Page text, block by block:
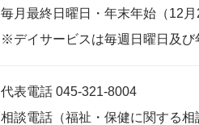
毎月最終日曜日・年末年始（12月
※デイサービスは毎週日曜日及び
代表電話 045-321-8004
相談電話（福祉・保健に関する